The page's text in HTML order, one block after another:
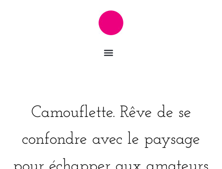
Camouflette. Rêve de se
confondre avec le paysage